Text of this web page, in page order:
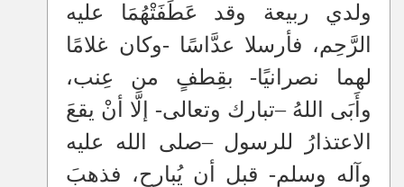
ولدي ربيعة وقد عَطَفَتْهُمَا عليه
الرَّحِم، فأرسلا عدَّاسًا -وكان غلامًا
لهما نصرانيًا- بقِطفٍ من عِنب،
وأَبَى اللهُ–تبارك وتعالى- إلَّا أنْ يقعَ
الاعتذارُ للرسول–صلى الله عليه
وآله وسلم- قبل أن يُبارح، فذهبَ